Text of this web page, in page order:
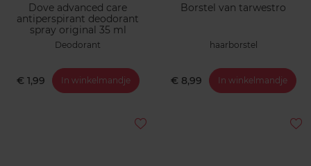
Dove advanced care
antiperspirant deodorant
spray original 35 ml
Deodorant
€ 1,99 In winkelmandje
Borstel van tarwestro
haarborstel
€ 8,99 In winkelmandje